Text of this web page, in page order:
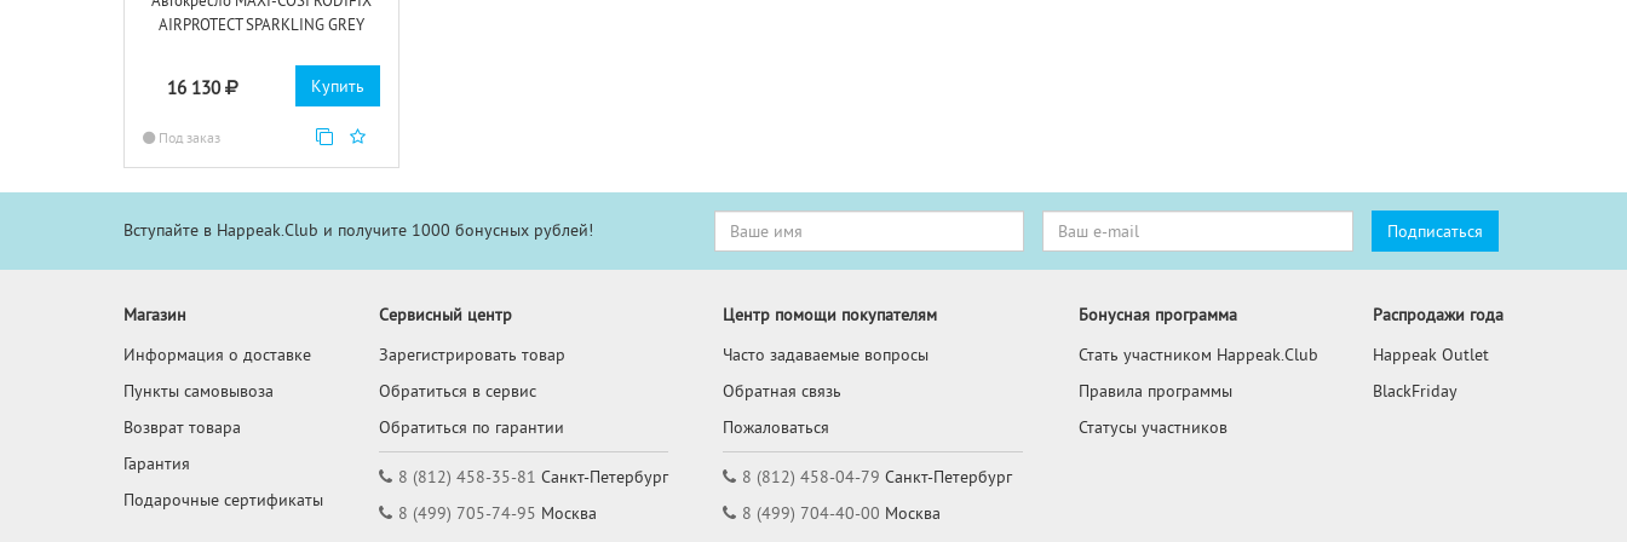
AIRPROTECT SPARKLING GREY
16 130
Под заказ
Купить
Вступайте в Happeak.Club и получите 1000 бонусных рублей!
Магазин
Информация о доставке
Пункты самовывоза
Возврат товара
Гарантия
Подарочные сертификаты
Сервисный центр
Зарегистрировать товар
Обратиться в сервис
Обратиться по гарантии
8 (812) 458-35-81 Санкт-Петербург
8 (499) 705-74-95 Москва
Центр помощи покупателям
Часто задаваемые вопросы
Обратная связь
Пожаловаться
8 (812) 458-04-79 Санкт-Петербург
8 (499) 704-40-00 Москва
Бонусная программа
Стать участником Happeak.Club
Правила программы
Статусы участников
Распродажи года
Happeak Outlet
BlackFriday